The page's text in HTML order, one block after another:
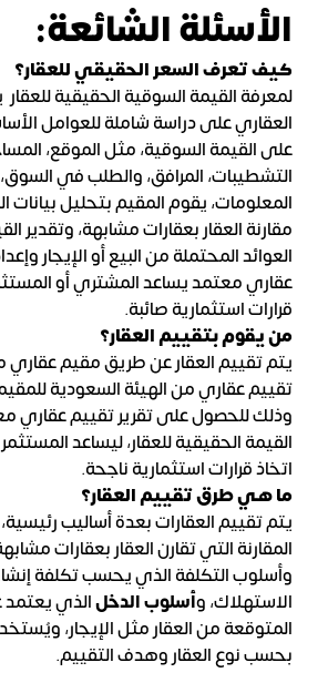
الأسئلة الشائعة:
كيف تعرف السعر الحقيقي للعقار؟
لمعرفة القيمة السوقية الحقيقية
العقاري على دراسة شاملة للعوامل
على القيمة السوقية، مثل الموقع،
التشطيبات، المرافق، والطلب في
المعلومات، يقوم المقيم بتحليل بيانات
مقارنة العقار بعقارات مشابهة، وتقدير
العوائد المحتملة من البيع أو الإيجار
عقاري معتمد يساعد المشتري أو
قرارات استثمارية صائبة.
من يقوم بتقييم العقار؟
يتم تقييم العقار عن طريق مقيم
تقييم عقاري من الهيئة السعودية
وذلك للحصول على تقرير تقييم عقاري
القيمة الحقيقية للعقار، ليساعد
اتخاذ قرارات استثمارية ناجحة.
ما هي طرق تقييم العقار؟
يتم تقييم العقارات بعدة أساليب
المقارنة التي تقارن العقار بعقارات
وأسلوب التكلفة الذي يحسب تكلفة
الاستهلاك، وأسلوب الدخلالذي يعتمد
المتوقعة من العقار مثل الإيجار،
بحسب نوع العقار وهدف التقييم.